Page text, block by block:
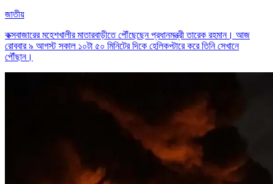
জাতীয়
কক্সবাজারের মহেশখালীর মাতারবাড়ীতে পৌঁছেছেন প্রধানমন্ত্রী তারেক রহমান। আজ
রোববার ৯ আগস্ট সকাল ১০টা ৫০ মিনিটের দিকে হেলিকপ্টারে করে তিনি সেখানে
পৌঁছান।